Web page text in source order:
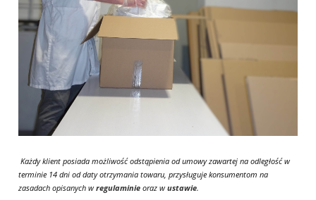
Każdy klient posiada możliwość odstąpienia od umowy zawartej na odległość w
terminie 14 dni od daty otrzymania towaru, przysługuje konsumentom na
zasadach opisanych w regulaminie oraz w ustawie.